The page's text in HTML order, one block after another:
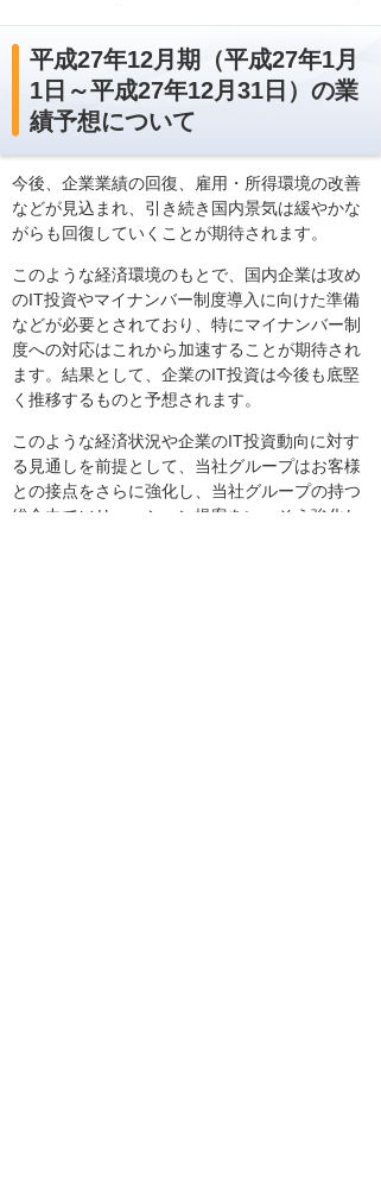
平成27年12月期（平成27年1月
1日～平成27年12月31日）の業
績予想について
今後、企業業績の回復、雇用・所得環境の改善
などが見込まれ、引き続き国内景気は緩やかな
がらも回復していくことが期待されます。
このような経済環境のもとで、国内企業は攻め
のIT投資やマイナンバー制度導入に向けた準備
などが必要とされており、特にマイナンバー制
度への対応はこれから加速することが期待され
ます。結果として、企業のIT投資は今後も底堅
く推移するものと予想されます。
このような経済状況や企業のIT投資動向に対す
る見通しを前提として、当社グループはお客様
との接点をさらに強化し、当社グループの持つ
総合力でソリューション提案をいっそう強化し